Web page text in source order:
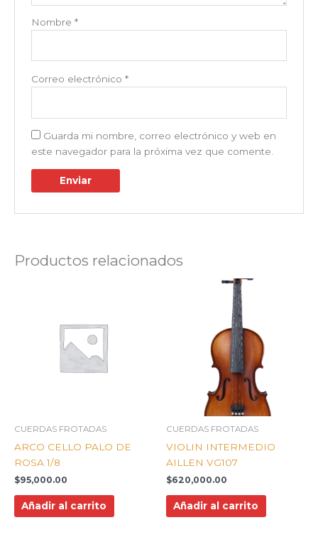
Nombre *
Correo electrónico *
Guarda mi nombre, correo electrónico y web en
este navegador para la próxima vez que comente.
Productos relacionados
CUERDAS FROTADAS
ARCO CELLO PALO DE
ROSA 1/8
$95,000.00
Añadir al carrito
CUERDAS FROTADAS
VIOLIN INTERMEDIO
AILLEN VG107
$620,000.00
Añadir al carrito